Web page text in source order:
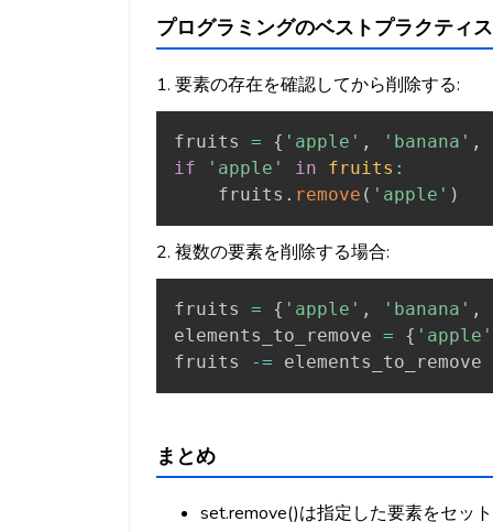
プログラミングのベストプラクティス
1. 要素の存在を確認してから削除する:
fruits = { 'apple' , 'banana' ,
if
'apple' in fruits :
    fruits
. remove ( 'apple' )
2. 複数の要素を削除する場合:
fruits = { 'apple' , 'banana' ,
elements_to_remove = { 'apple'
fruits
-= elements_to_remove
まとめ
set.remove()は指定した要素をセッ